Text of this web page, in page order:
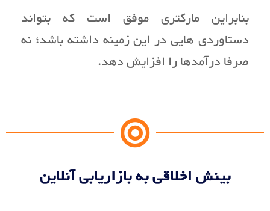
بنابراین مارکتری موفق است که بتواند
دستاوردی هایی در این زمینه داشته باشد؛ نه
صرفا درآمدها را افزایش دهد.
بینش اخلاقی به بازاریابی آنلاین